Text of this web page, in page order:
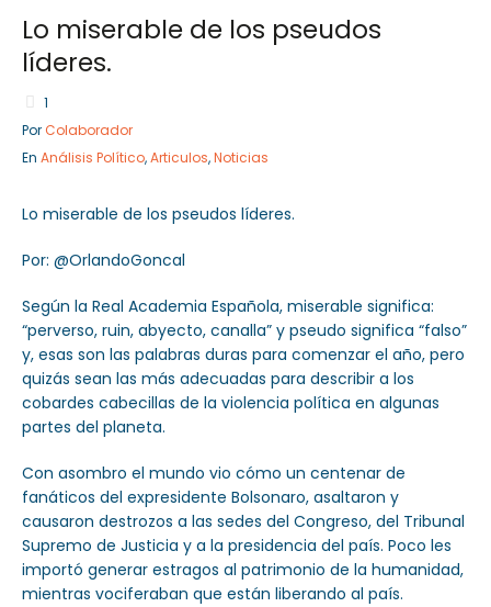
Sector Público
Lo miserable de los pseudos
líderes.
1
Por Colaborador
En Análisis Político,Articulos,Noticias
Lo miserable de los pseudos líderes.
Por: @OrlandoGoncal
Según la Real Academia Española, miserable significa:
“perverso, ruin, abyecto, canalla” y pseudo significa “falso”
y, esas son las palabras duras para comenzar el año, pero
quizás sean las más adecuadas para describir a los
cobardes cabecillas de la violencia política en algunas
partes del planeta.
Con asombro el mundo vio cómo un centenar de
fanáticos del expresidente Bolsonaro, asaltaron y
causaron destrozos a las sedes del Congreso, del Tribunal
Supremo de Justicia y a la presidencia del país. Poco les
importó generar estragos al patrimonio de la humanidad,
mientras vociferaban que están liberando al país.